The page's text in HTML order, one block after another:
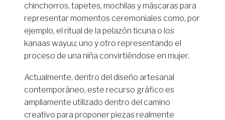
chinchorros, tapetes, mochilas y máscaras para
representar momentos ceremoniales como, por
ejemplo, el ritual de la pelazón ticuna o los
kanaas wayuu; uno y otro representando el
proceso de una niña convirtiéndose en mujer.
Actualmente, dentro del diseño artesanal
contemporáneo, este recurso gráfico es
ampliamente utilizado dentro del camino
creativo para proponer piezas realmente